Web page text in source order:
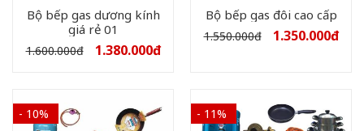
Bộ bếp gas dương kính
giá rẻ 01
1.600.000đ 1.380.000đ
Bộ bếp gas đôi cao cấp
1.550.000đ 1.350.000đ
- 10% - 11%